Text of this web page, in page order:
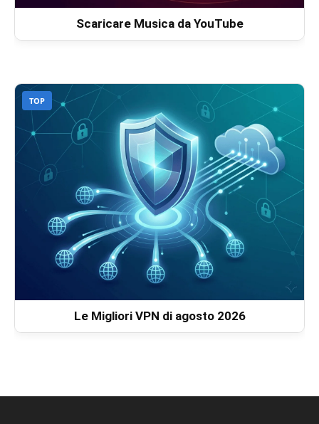
Scaricare Musica da YouTube
TOP
Le Migliori VPN di agosto 2026